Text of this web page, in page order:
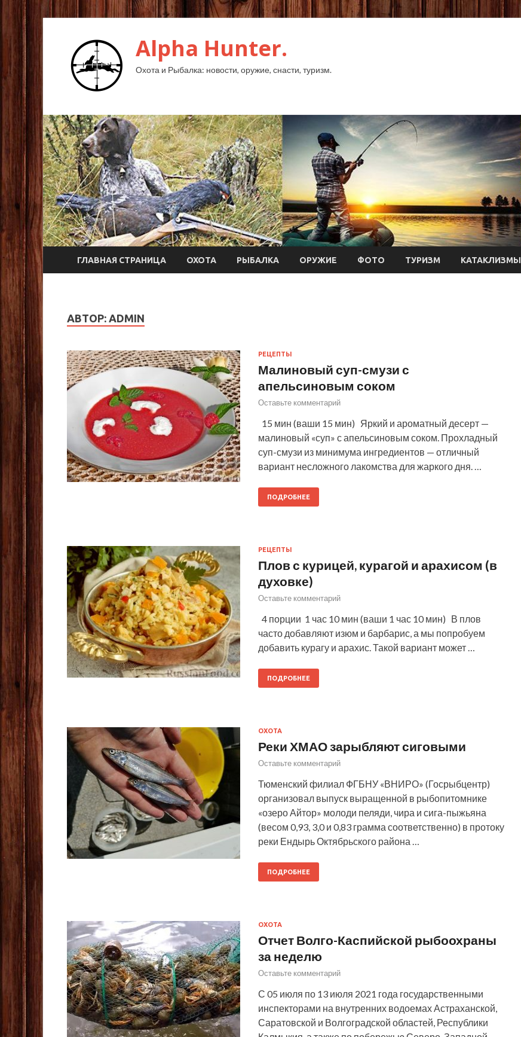
Alpha Hunter.
Охота и Рыбалка: новости, оружие, снасти, туризм.
ГЛАВНАЯ СТРАНИЦА ОХОТА РЫБАЛКА ОРУЖИЕ ФОТО ТУРИЗМ КАТАКЛИЗМЫ
АВТОР: ADMIN
РЕЦЕПТЫ
Малиновый суп-смузи с
апельсиновым соком
Оставьте комментарий
15 мин (ваши 15 мин) Яркий и ароматный десерт —
малиновый «суп» с апельсиновым соком. Прохладный
суп-смузи из минимума ингредиентов — отличный
вариант несложного лакомства для жаркого дня. …
ПОДРОБНЕЕ
РЕЦЕПТЫ
Плов с курицей, курагой и арахисом (в
духовке)
Оставьте комментарий
4 порции 1 час 10 мин (ваши 1 час 10 мин) В плов
часто добавляют изюм и барбарис, а мы попробуем
добавить курагу и арахис. Такой вариант может …
ПОДРОБНЕЕ
ОХОТА
Реки ХМАО зарыбляют сиговыми
Оставьте комментарий
Тюменский филиал ФГБНУ «ВНИРО» (Госрыбцентр)
организовал выпуск выращенной в рыбопитомнике
«озеро Айтор» молоди пеляди, чира и сига-пыжьяна
(весом 0,93, 3,0 и 0,83 грамма соответственно) в протоку
реки Ендырь Октябрьского района …
ПОДРОБНЕЕ
ОХОТА
Отчет Волго-Каспийской рыбоохраны
за неделю
Оставьте комментарий
С 05 июля по 13 июля 2021 года государственными
инспекторами на внутренних водоемах Астраханской,
Саратовской и Волгоградской областей, Республики